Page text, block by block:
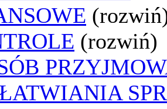
(rozwiń)